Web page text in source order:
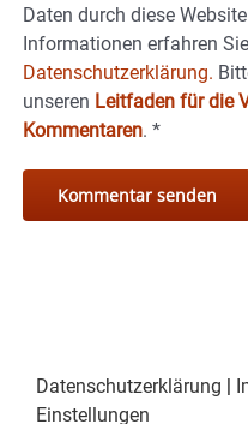
Daten durch diese
Informationen erfahren
Datenschutzerklärung.
unseren Leitfaden für die
Kommentaren. *
Datenschutzerklärung |
Einstellungen